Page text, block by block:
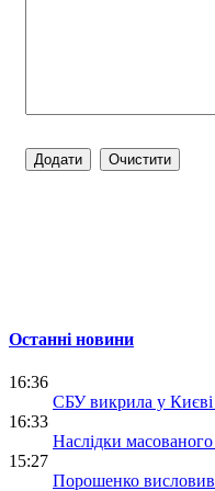
Останні новини
16:36
СБУ викрила у
16:33
Наслідки
15:27
Порошенко висловив